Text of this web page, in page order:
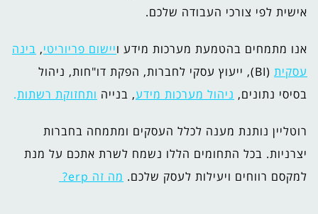
אישית לפי צורכי העבודה שלכם.
אנו מתמחים בהטמעת מערכות מידע ויישום פריוריטי, בינה
עסקית
(BI), ייעוץ עסקי לחברות, הפקת דו"חות, ניהול
בסיסי נתונים, ניהול מערכות מידע, בנייה ותחזוקת רשתות.
רוטליין נותנת מענה לכלל העסקים ומתמחה בחברות
יצרניות. בכל התחומים הללו נשמח לשרת אתכם על מנת
למקסם רווחים ויעילות לעסק שלכם. מה זה erp?